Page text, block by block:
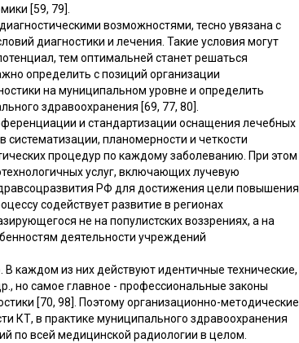
[59, 79].
возможностями, тесно увязана с
диагностики и лечения. Такие условия могут
тем оптимальней станет решаться
определить с позиций организации
на муниципальном уровне и определить
здравоохранения [69, 77, 80].
и стандартизации оснащения лечебных
планомерности и четкости
процедур по каждому заболеванию. При этом
услуг, включающих лучевую
РФ для достижения цели повышения
содействует развитие в регионах
не на популистских воззрениях, а на
деятельности учреждений
каждом из них действуют идентичные технические,
но самое главное - профессиональные законы
[70, 98]. Поэтому организационно-методические
КТ, в практике муниципального здравоохранения
по всей медицинской радиологии в целом.